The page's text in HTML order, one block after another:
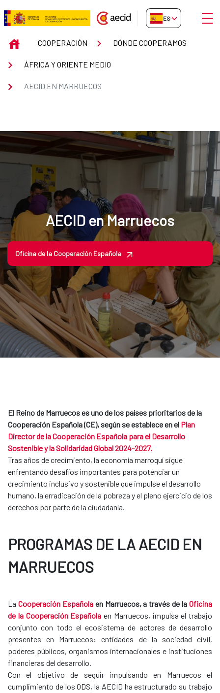
Saltar al contenido principal
AECID en Marruecos
ES-ES Abrir
INICIOCOOPERACIÓN DÓNDE COOPERAMOS
ÁFRICA Y ORIENTE MEDIO
AECID EN MARRUECOS
AECID en Marruecos
Oficina de la Cooperación Española
El Reino de Marruecos es uno de los países prioritarios de la
Cooperación Española (CE), según se establece en el Plan
Director de la Cooperación Española para el Desarrollo
Sostenible y la Solidaridad Global 2024-2027.
Tras años de crecimiento, la economía marroquí sigue
enfrentando desafíos importantes para potenciar un
crecimiento inclusivo y sostenible que impulse el desarrollo
humano, la erradicación de la pobreza y el pleno ejercicio de los
derechos por parte de la ciudadanía.
PROGRAMAS DE LA AECID EN
MARRUECOS
La Cooperación Españolaen Marruecos, a través de laOficina
de la Cooperación Española en Marruecos, impulsa el trabajo
conjunto con todo el ecosistema de actores de desarrollo
presentes en Marruecos: entidades de la sociedad civil,
poderes públicos, organismos internacionales e instituciones
financieras del desarrollo.
Con el objetivo de seguir impulsando en Marruecos el
cumplimiento de los ODS, la AECID ha estructurado su trabajo